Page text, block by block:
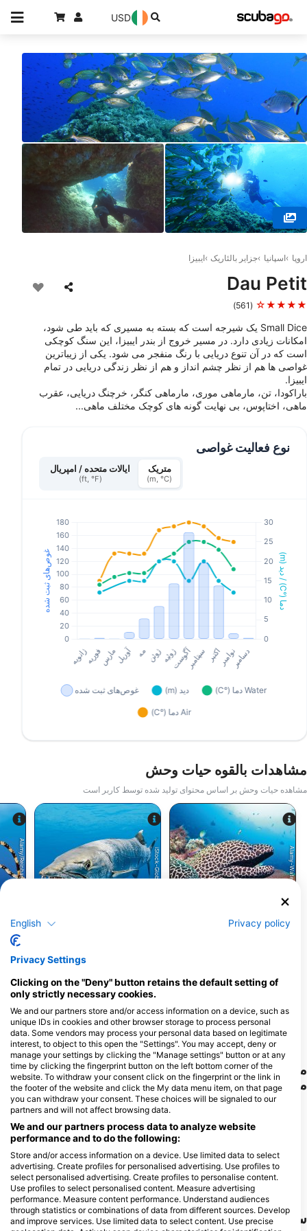
USD
اروپا اسپانیا جزایر بالئاریک ایبیزا
Dau Petit
★★★★☆
(561)
Small Dice یک شیرجه است که بسته به مسیری که باید طی شود،
امکانات زیادی دارد. در مسیر خروج از بندر ایبیزا، این سنگ کوچکی
است که در آن تنوع دریایی با رنگ منفجر می شود. یکی از زیباترین
غواصی ها هم از نظر چشم انداز و هم از نظر زندگی دریایی در تمام
ایبیزا.
باراکودا، تن، مارماهی موری، مارماهی کنگر، خرچنگ دریایی، عقرب
ماهی، اختاپوس، بی نهایت گونه های کوچک مختلف ماهی...
نوع فعالیت غواصی
متریک
(m, °C)
ایالات متحده / امپریال
(ft, °F)
مشاهدات بالقوه حیات وحش
مشاهده حیات وحش بر اساس محتوای تولید شده توسط کاربر است
Alamy-WaterFrame
مارماهی مورای
M
A
M
J
J
A
S
O
N
D
iStock-Global_Pics
مشاهدات
J
F
M
A
M
J
J
A
S
O
N
D
Alamy/Reinhard Dirscherl
J
مراکز غواصی که از این سایت غواصی پذیرایی
می‌کنند
Formentera Divers
VELLMARI Diving Center,
PITIUSUB SL
Marina de Formentera 14, 07870
Formentera, IB - اسپانیا
سایت‌های غواصی نزدیک
English Privacy policy
Privacy Settings
Clicking on the "Deny" button retains the default setting of
only strictly necessary cookies.
We and our partners store and/or access information on a device, such as
unique IDs in cookies and other browser storage to process personal
data. Some vendors may process your personal data based on legitimate
interest, to object to this open the "Settings". You may accept, deny or
manage your settings by clicking the "Manage settings" button or at any
time by clicking the fingerprint button on the left bottom corner of the
website. To withdraw your consent click on the fingerprint or the link in
the footer of the website and click the My data menu item, on that page
you can withdraw your consent. These choices will be signaled to our
partners and will not affect browsing data.
We and our partners process data to analyze website
performance and to do the following:
Store and/or access information on a device. Use limited data to select
advertising. Create profiles for personalised advertising. Use profiles to
select personalised advertising. Create profiles to personalise content.
Use profiles to select personalised content. Measure advertising
performance. Measure content performance. Understand audiences
through statistics or combinations of data from different sources. Develop
and improve services. Use limited data to select content. Use precise